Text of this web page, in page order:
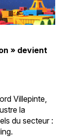
» devient
Villepinte,
la
du secteur :